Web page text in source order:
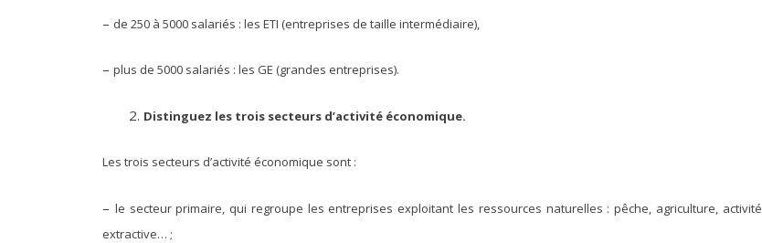
– de 250 à 5000 salariés : les ETI (entreprises de taille intermédiaire),
– plus de 5000 salariés : les GE (grandes entreprises).
Distinguez les trois secteurs d’activité économique.
Les trois secteurs d’activité économique sont :
– le secteur primaire, qui regroupe les entreprises exploitant les ressources naturelles : pêche, agriculture, activité
extractive… ;